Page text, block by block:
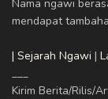
Nama ngawi
mendapat
| Sejarah Ngawi |
___
Kirim Berita/Rilis/